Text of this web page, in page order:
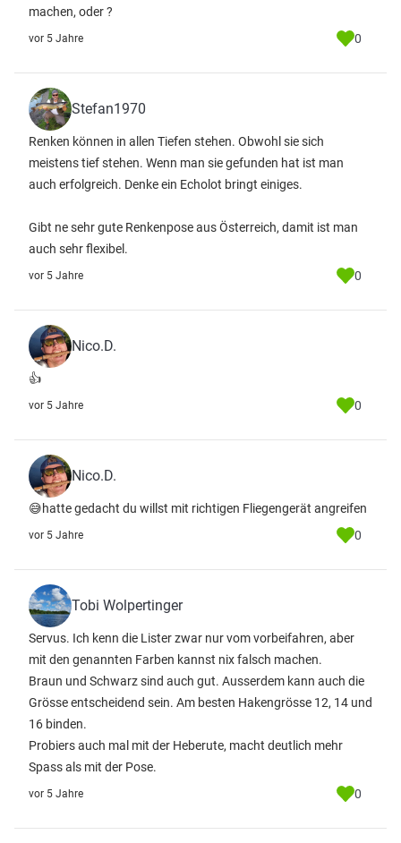
machen, oder ?
vor 5 Jahre 0
Stefan1970
Renken können in allen Tiefen stehen. Obwohl sie sich
meistens tief stehen. Wenn man sie gefunden hat ist man
auch erfolgreich. Denke ein Echolot bringt einiges.
Gibt ne sehr gute Renkenpose aus Österreich, damit ist man
auch sehr flexibel.
vor 5 Jahre 0
Nico.D.
👍
vor 5 Jahre 0
Nico.D.
😅hatte gedacht du willst mit richtigen Fliegengerät angreifen
vor 5 Jahre 0
Tobi Wolpertinger
Servus. Ich kenn die Lister zwar nur vom vorbeifahren, aber
mit den genannten Farben kannst nix falsch machen.
Braun und Schwarz sind auch gut. Ausserdem kann auch die
Grösse entscheidend sein. Am besten Hakengrösse 12, 14 und
16 binden.
Probiers auch mal mit der Heberute, macht deutlich mehr
Spass als mit der Pose.
vor 5 Jahre 0